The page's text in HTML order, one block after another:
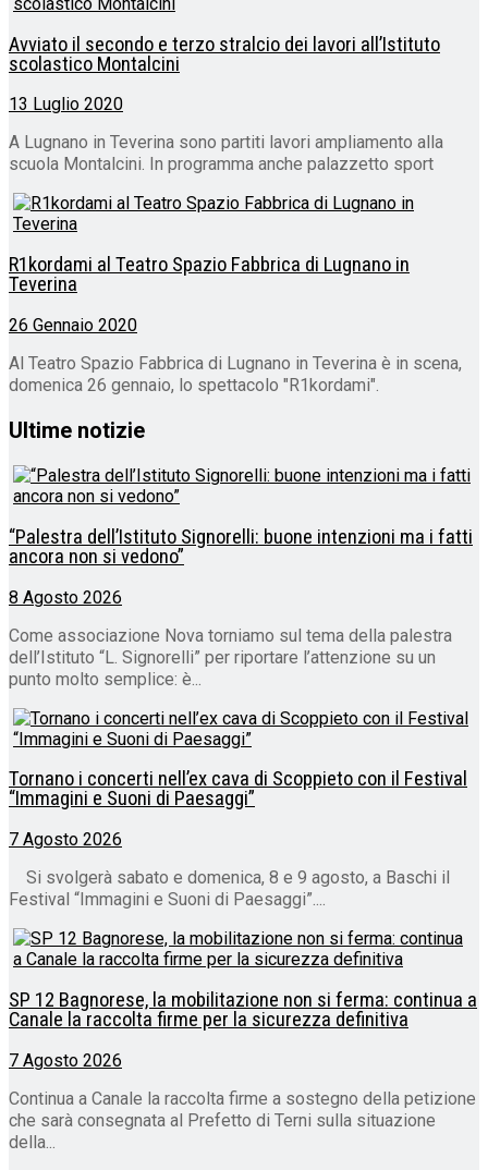
Avviato il secondo e terzo stralcio dei lavori all’Istituto
scolastico Montalcini
13 Luglio 2020
A Lugnano in Teverina sono partiti lavori ampliamento alla
scuola Montalcini. In programma anche palazzetto sport
R1kordami al Teatro Spazio Fabbrica di Lugnano in
Teverina
26 Gennaio 2020
Al Teatro Spazio Fabbrica di Lugnano in Teverina è in scena,
domenica 26 gennaio, lo spettacolo "R1kordami".
Ultime notizie
“Palestra dell’Istituto Signorelli: buone intenzioni ma i fatti
ancora non si vedono”
8 Agosto 2026
Come associazione Nova torniamo sul tema della palestra
dell’Istituto “L. Signorelli” per riportare l’attenzione su un
punto molto semplice: è...
Tornano i concerti nell’ex cava di Scoppieto con il Festival
“Immagini e Suoni di Paesaggi”
7 Agosto 2026
Si svolgerà sabato e domenica, 8 e 9 agosto, a Baschi il
Festival “Immagini e Suoni di Paesaggi”....
SP 12 Bagnorese, la mobilitazione non si ferma: continua a
Canale la raccolta firme per la sicurezza definitiva
7 Agosto 2026
Continua a Canale la raccolta firme a sostegno della petizione
che sarà consegnata al Prefetto di Terni sulla situazione
della...